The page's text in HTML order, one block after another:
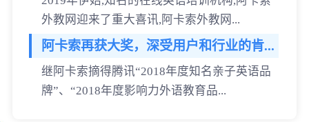
外教网迎来了重大喜讯,阿卡索外教网...
阿卡索再获大奖，深受用户和行业的肯...
继阿卡索摘得腾讯“2018年度知名亲子英语品
牌”、“2018年度影响力外语教育品...